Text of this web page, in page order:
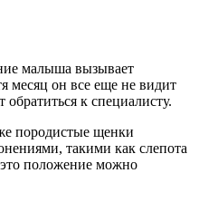
малыша вызывает
месяц он все еще не видит
обратиться к специалисту.
породистые щенки
такими как слепота
это положение можно